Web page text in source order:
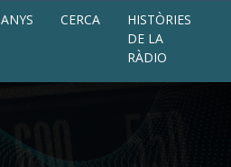
ANYS CERCA
HISTÒRIES
DE LA
RÀDIO